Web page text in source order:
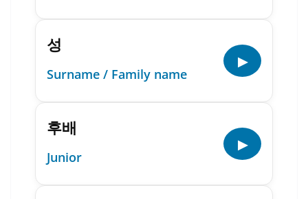
성
Surname / Family name
▶
후배
Junior
▶